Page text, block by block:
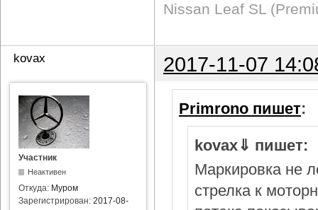
Nissan Leaf SL
kovax 2017-11-07
Участник
Неактивен
Откуда: Муром
Зарегистрирован: 2017-08-
Primrono пишет:
kovax⇓ пишет:
Маркировка не
стрелка к